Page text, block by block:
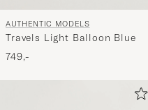
AUTHENTIC MODELS
Travels Light Balloon Blue
749,-